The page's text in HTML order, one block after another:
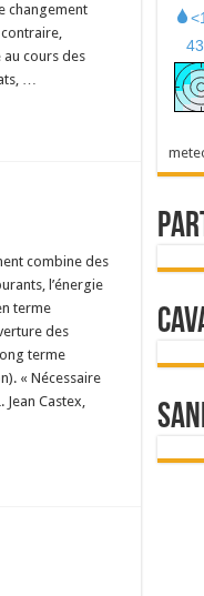
changement
cours des
…
combine des
l’énergie
terme
des
terme
« Nécessaire
Castex,